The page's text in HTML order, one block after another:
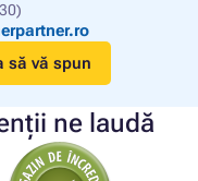
să vă spun
ne laudă